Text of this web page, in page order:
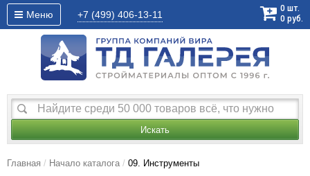
Меню +7 (499) 406-13-11
0 шт.
0 руб.
Искать
Главная Начало каталога 09. Инструменты